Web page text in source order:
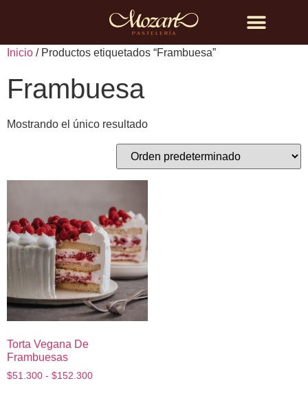
Inicio / Productos etiquetados “Frambuesa”
Frambuesa
Mostrando el único resultado
Torta Vegana De
Frambuesas
$51.300 - $152.300